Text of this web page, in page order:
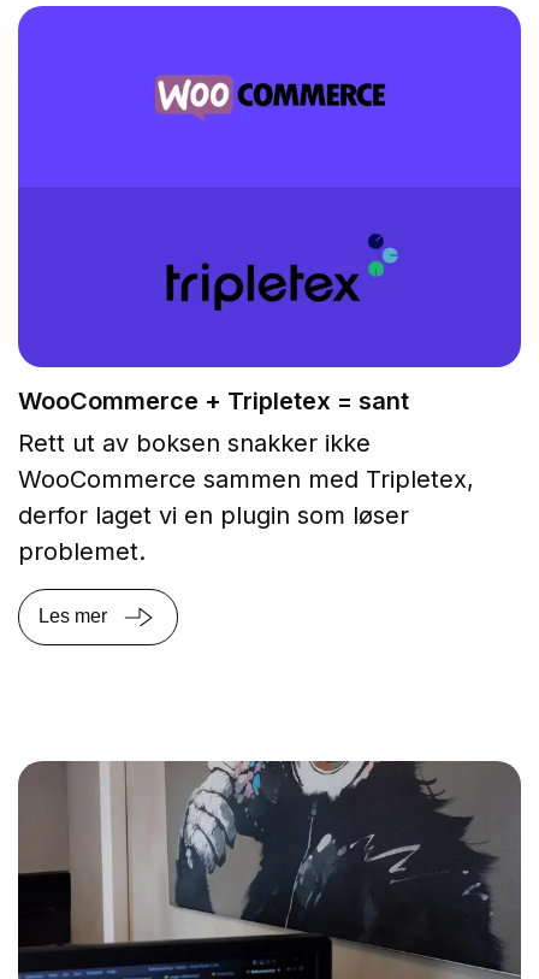
WooCommerce + Tripletex = sant
Rett ut av boksen snakker ikke
WooCommerce sammen med Tripletex,
derfor laget vi en plugin som løser
problemet.
Les mer